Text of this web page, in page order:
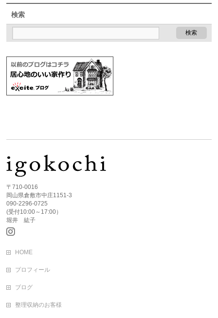
検索
〒710-0016
岡山県倉敷市中庄1151-3
090-2296-0725
(受付10:00～17:00）
堀井 紘子
HOME
プロフィール
ブログ
整理収納のお客様